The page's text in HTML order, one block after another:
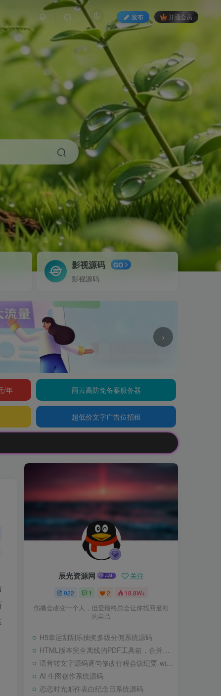
发布 开通会员
影视源码 GO
影视源码
›
/年 雨云高防免备案服务器
超低价文字广告位招租
辰光资源网 关注
922 1 2 18.8W+
伤痛会改变一个人，但爱最终总会让你找回最初
的自己
H5幸运刮刮乐抽奖多级分佣系统源码
HTML版本完全离线的PDF工具箱，合并、拆分、旋转、删除、PDF转图片、图片转PDF
语音转文字源码逐句修改行程会议纪要-wisper版本
AI 生图创作系统源码
恋恋时光邮件表白纪念日系统源码